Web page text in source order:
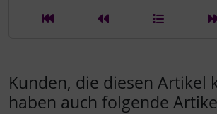
Kunden, die diesen Artikel
haben auch folgende